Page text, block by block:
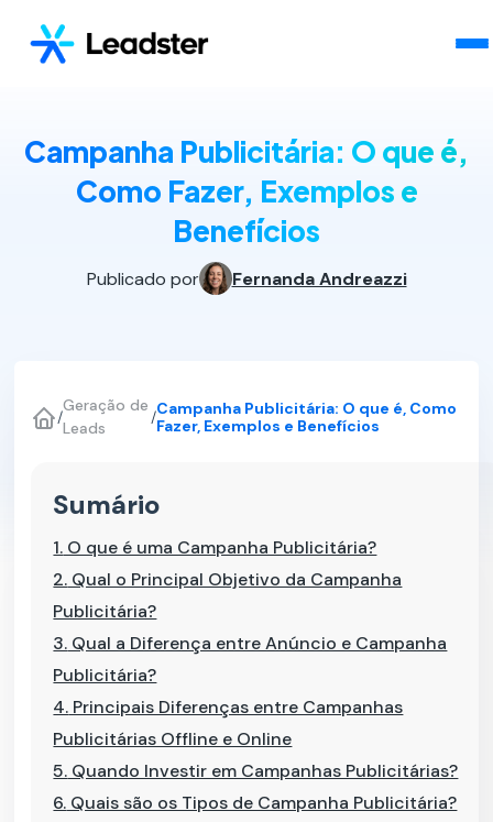
Campanha Publicitária: O que é,
Como Fazer, Exemplos e
Benefícios
Publicado por Fernanda Andreazzi
/
Geração de
Leads
/Campanha Publicitária: O que é, Como
Fazer, Exemplos e Benefícios
Sumário
1. O que é uma Campanha Publicitária?
2. Qual o Principal Objetivo da Campanha
Publicitária?
3. Qual a Diferença entre Anúncio e Campanha
Publicitária?
4. Principais Diferenças entre Campanhas
Publicitárias Offline e Online
5. Quando Investir em Campanhas Publicitárias?
6. Quais são os Tipos de Campanha Publicitária?